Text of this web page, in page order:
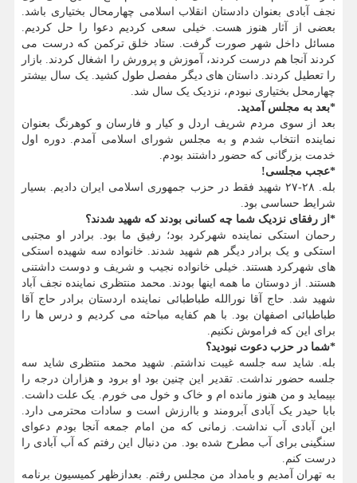
نجف آبادی بعنوان دادستان انقلاب اسلامی چهارمحال بختیاری باشد.
بعضی از آثار هنوز هست. خیلی سعی کردیم دعوا را حل کردیم.
مسائل داخل شهر صورت گرفت. ستاد خلق ترکمن که درست می
کردند آنجا هم درست کردند، آموزش و پرورش را اشغال کردند. بازار
را تعطیل کردند. داستان های دیگر مفصل طول کشید. یک سال بیشتر
چهارمحل بختیاری نبودم، نزدیک یک سال شد.
*بعد به مجلس آمدید.
بعد از سوی مردم شریف اردل و کیار و فارسان و کوهرنگ بعنوان
نماینده انتخاب شدم و به مجلس شورای اسلامی آمدم. دوره اول
خدمت بزرگانی که حضور داشتند بودم.
*عجب مجلسی!
بله. ۲۸-۲۷ شهید فقط در حزب جمهوری اسلامی ایران دادیم. بسیار
شرایط حساسی بود.
*از رفقای نزدیک شما چه کسانی بودند که شهید شدند؟
رحمان استکی نماینده شهرکرد بود؛ رفیق ما بود. برادر او مجتبی
استکی و یک برادر دیگر هم شهید شدند. خانواده سه شهیده استکی
های شهرکرد هستند. خیلی خانواده نجیب و شریف و دوست داشتنی
هستند. از دوستان ما همه اینها بودند. محمد منتظری نماینده نجف آباد
شهید شد. حاج آقا نورالله طباطبائی نماینده اردستان برادر حاج آقا
طباطبائی اصفهان بود. با هم کفایه مباحثه می کردیم و درس ها را
برای این که فراموش نکنیم.
*شما در حزب دعوت نبودید؟
بله. شاید سه جلسه غیبت نداشتم. شهید محمد منتظری شاید سه
جلسه حضور نداشت. تقدیر این چنین بود او برود و هزاران درجه را
بپیماید و من هنوز مانده ام و خاک و خول می خورم. یک علت داشت.
بابا حیدر یک آبادی آبرومند و باارزش است و سادات محترمی دارد.
این آبادی آب نداشت. زمانی که من امام جمعه آنجا بودم دعوای
سنگینی برای آب مطرح شده بود. من دنبال این رفتم که آب آبادی را
درست کنم.
به تهران آمدیم و بامداد من مجلس رفتم. بعدازظهر کمیسیون برنامه